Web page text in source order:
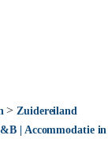
> Zuidereiland
| Accommodatie in